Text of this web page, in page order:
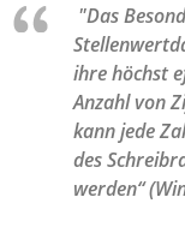
"Das
ihre höchst
Anzahl von
kann jede
des
werden“